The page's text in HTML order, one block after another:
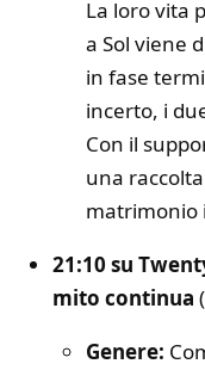
La loro vita
a Sol viene
in fase
incerto, i
Con il
una
matrimonio
21:10 su
mito continua (
Genere: